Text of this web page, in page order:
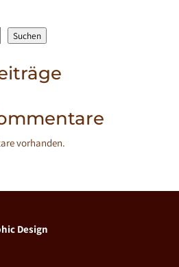
Suchen
vorhanden.
Design